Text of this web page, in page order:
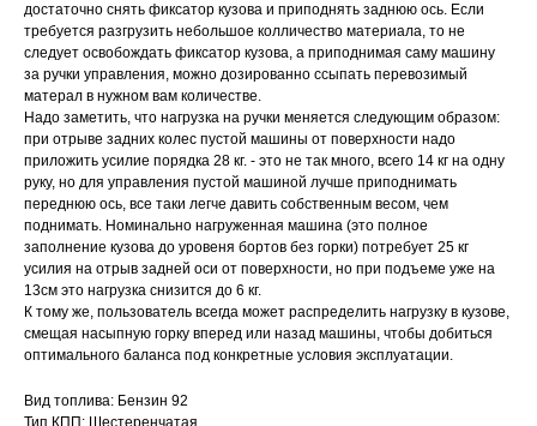
достаточно снять фиксатор кузова и приподнять заднюю ось. Если
требуется разгрузить небольшое колличество материала, то не
следует освобождать фиксатор кузова, а приподнимая саму машину
за ручки управления, можно дозированно ссыпать перевозимый
матерал в нужном вам количестве.
Надо заметить, что нагрузка на ручки меняется следующим образом:
при отрыве задних колес пустой машины от поверхности надо
приложить усилие порядка 28 кг. - это не так много, всего 14 кг на одну
руку, но для управления пустой машиной лучше приподнимать
переднюю ось, все таки легче давить собственным весом, чем
поднимать. Номинально нагруженная машина (это полное
заполнение кузова до уровеня бортов без горки) потребует 25 кг
усилия на отрыв задней оси от поверхности, но при подъеме уже на
13см это нагрузка снизится до 6 кг.
К тому же, пользователь всегда может распределить нагрузку в кузове,
смещая насыпную горку вперед или назад машины, чтобы добиться
оптимального баланса под конкретные условия эксплуатации.
Вид топлива: Бензин 92
Тип КПП: Шестеренчатая